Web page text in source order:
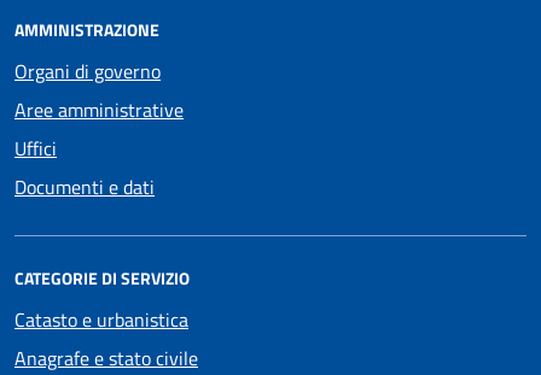
AMMINISTRAZIONE
Organi di governo
Aree amministrative
Uffici
Documenti e dati
CATEGORIE DI SERVIZIO
Catasto e urbanistica
Anagrafe e stato civile